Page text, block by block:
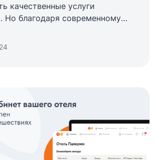
качественные услуги
Но благодаря современному
и этот процесс. Какими
Давайте